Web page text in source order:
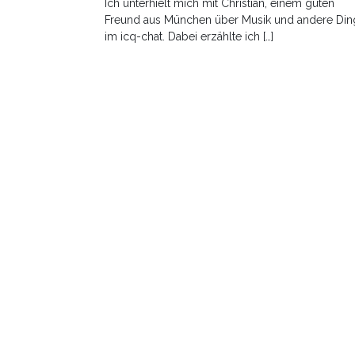
Ich unterhielt mich mit Christian, einem guten
Freund aus München über Musik und andere
im icq-chat. Dabei erzählte ich […]